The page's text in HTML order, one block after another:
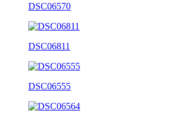
DSC06570
DSC06811
DSC06555